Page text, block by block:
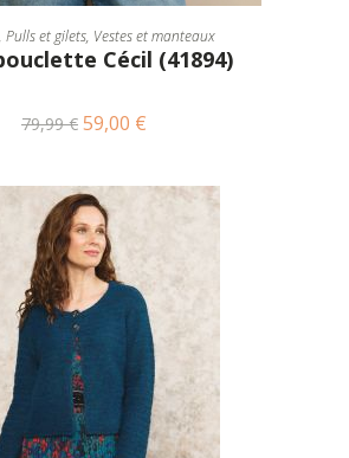
CHOIX DES OPTIONS
Pulls et gilets, Vestes et manteaux
Cécil (41894)
79,99€ 59,00 €